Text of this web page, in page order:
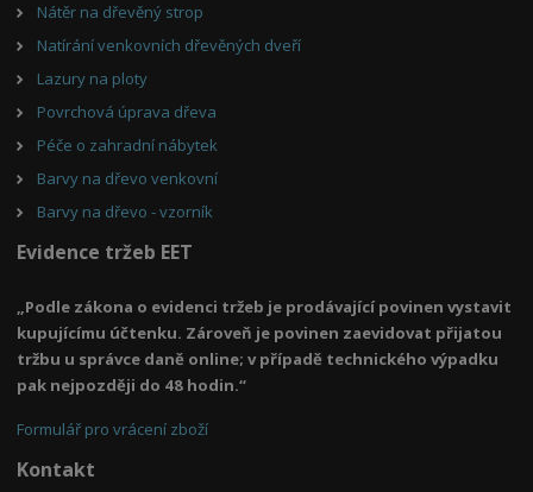
Nátěr na dřevěný strop
Natírání venkovních dřevěných dveří
Lazury na ploty
Povrchová úprava dřeva
Péče o zahradní nábytek
Barvy na dřevo venkovní
Barvy na dřevo - vzorník
Evidence tržeb EET
„Podle zákona o evidenci tržeb je prodávající povinen vystavit
kupujícímu účtenku. Zároveň je povinen zaevidovat přijatou
tržbu u správce daně online; v případě technického výpadku
pak nejpozději do 48 hodin.“
Formulář pro vrácení zboží
Kontakt